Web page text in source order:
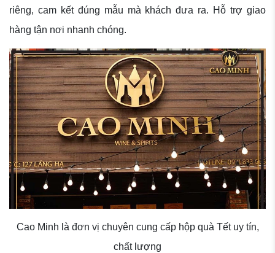
riêng, cam kết đúng mẫu mà khách đưa ra. Hỗ trợ giao
hàng tận nơi nhanh chóng.
Cao Minh là đơn vị chuyên cung cấp hộp quà Tết uy tín,
chất lượng